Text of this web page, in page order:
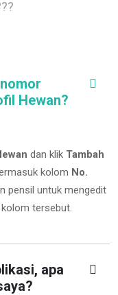
Hewan?
dan klik Tambah
kolom No.
pensil untuk mengedit
tersebut.
apa